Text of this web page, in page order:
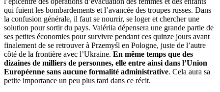
qui fuient les bombardements et l’avancée des troupes russes. Dans
la confusion générale, il faut se nourrir, se loger et chercher une
solution pour sortir du pays. Valériia dépensera une grande partie de
ses petites économies pour survivre pendant ces quinze jours avant
finalement de se retrouver à Przemyśl en Pologne, juste de l’autre
côté de la frontière avec l’Ukraine. En même temps que des
dizaines de milliers de personnes, elle entre ainsi dans l’Union
Européenne sans aucune formalité administrative. Cela aura sa
petite importance un peu plus tard dans ce récit.